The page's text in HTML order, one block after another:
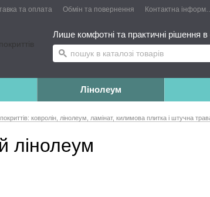
та оплата Обмін та повернення Контактна інформація
Лише комфотні та практичні рішення в
Лінолеум
ковролін, лінолеум, ламінат, килимова плитка і штучна
лінолеум